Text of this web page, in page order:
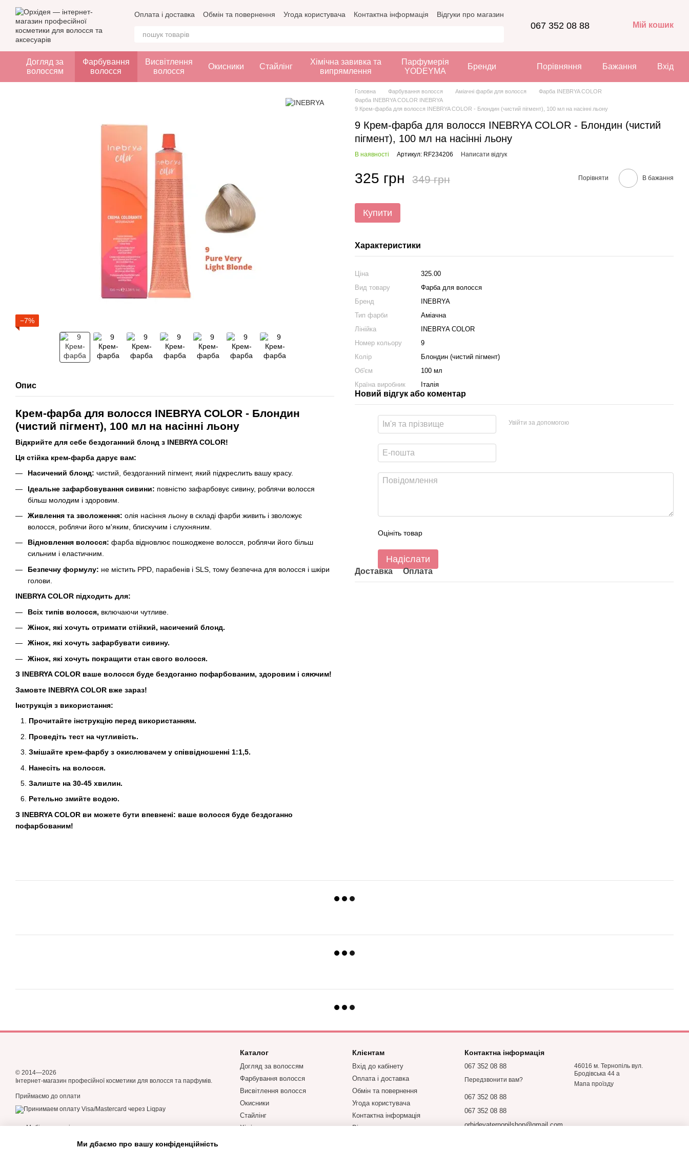
Перейти до основного контенту
Оплата і доставка Обмін та повернення Угода користувача Контактна інформація Відгуки про магазин
067 352 08 88 Мій кошик
Догляд за
волоссям
Фарбування
волосся
Висвітлення
волосся
Окисники Стайлінг
Хімічна завивка та
випрямлення
Парфумерія
YODEYMA
Бренди Порівняння Бажання Вхід
−7%
Опис
Крем-фарба для волосся INEBRYA COLOR - Блондин
(чистий пігмент), 100 мл на насінні льону
Відкрийте для себе бездоганний блонд з INEBRYA COLOR!
Ця стійка крем-фарба дарує вам:
Насичений блонд: чистий, бездоганний пігмент, який підкреслить вашу красу.
Ідеальне зафарбовування сивини: повністю зафарбовує сивину, роблячи волосся
більш молодим і здоровим.
Живлення та зволоження: олія насіння льону в складі фарби живить і зволожує
волосся, роблячи його м'яким, блискучим і слухняним.
Відновлення волосся: фарба відновлює пошкоджене волосся, роблячи його більш
сильним і еластичним.
Безпечну формулу: не містить PPD, парабенів і SLS, тому безпечна для волосся і шкіри
голови.
INEBRYA COLOR підходить для:
Всіх типів волосся, включаючи чутливе.
Жінок, які хочуть отримати стійкий, насичений блонд.
Жінок, які хочуть зафарбувати сивину.
Жінок, які хочуть покращити стан свого волосся.
З INEBRYA COLOR ваше волосся буде бездоганно пофарбованим, здоровим і сяючим!
Замовте INEBRYA COLOR вже зараз!
Інструкція з використання:
Прочитайте інструкцію перед використанням.
Проведіть тест на чутливість.
Змішайте крем-фарбу з окислювачем у співвідношенні 1:1,5.
Нанесіть на волосся.
Залиште на 30-45 хвилин.
Ретельно змийте водою.
З INEBRYA COLOR ви можете бути впевнені: ваше волосся буде бездоганно
пофарбованим!
Головна Фарбування волосся Аміачні фарби для волосся
Фарба INEBRYA COLOR
Фарба INEBRYA COLOR INEBRYA
9 Крем-фарба для волосся INEBRYA COLOR - Блондин (чистий пігмент), 100 мл на насінні льону
9 Крем-фарба для волосся INEBRYA COLOR - Блондин (чистий
пігмент), 100 мл на насінні льону
В наявності Артикул: RF234206 Написати відгук
325 грн 349 грн Порівняти В бажання
Купити
Характеристики
Ціна
325.00
Вид товару
Фарба для волосся
Бренд
INEBRYA
Тип фарби
Аміачна
Лінійка
INEBRYA COLOR
Номер кольору
9
Колір
Блондин (чистий пігмент)
Об'єм
100 мл
Країна виробник
Італія
Новий відгук або коментар
Увійти за допомогою
Оцініть товар
Надіслати
Доставка Оплата
© 2014—2026
Інтернет-магазин професійної косметики для волосся та парфумів.
Приймаємо до оплати
Мобільна версія
Каталог
Догляд за волоссям
Фарбування волосся
Висвітлення волосся
Окисники
Стайлінг
Хімічна завивка та
Клієнтам
Вхід до кабінету
Оплата і доставка
Обмін та повернення
Угода користувача
Контактна інформація
Відгуки про магазин
Контактна інформація
067 352 08 88
Передзвонити вам?
067 352 08 88
067 352 08 88
orhideyaternopilshop@gmail.com
46016 м. Тернопіль вул.
Бродівська 44 а
Мапа проїзду
Ми дбаємо про вашу конфіденційність